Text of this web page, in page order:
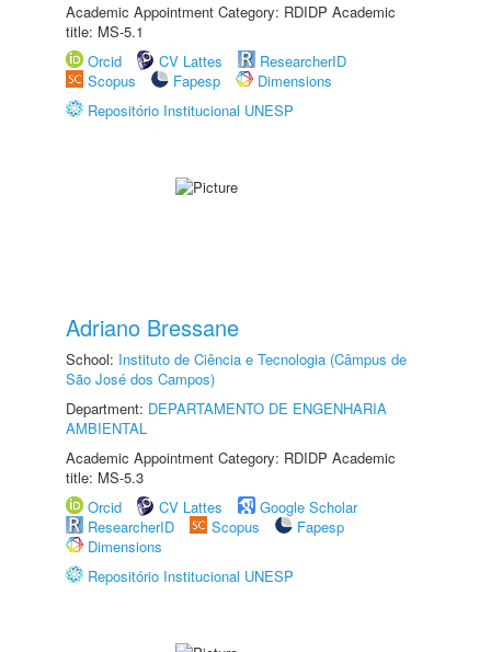
Academic Appointment Category: RDIDP Academic
title: MS-5.1
Orcid
CV Lattes
ResearcherID
Scopus
Fapesp
Dimensions
Repositório Institucional UNESP
Adriano Bressane
School: Instituto de Ciência e Tecnologia (Câmpus de
São José dos Campos)
Department: DEPARTAMENTO DE ENGENHARIA
AMBIENTAL
Academic Appointment Category: RDIDP Academic
title: MS-5.3
Orcid
CV Lattes
Google Scholar
ResearcherID
Scopus
Fapesp
Dimensions
Repositório Institucional UNESP